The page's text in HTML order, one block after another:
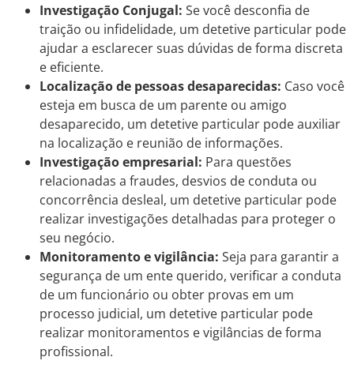
Investigação Conjugal: Se você desconfia de
traição ou infidelidade, um detetive particular pode
ajudar a esclarecer suas dúvidas de forma discreta
e eficiente.
Localização de pessoas desaparecidas: Caso você
esteja em busca de um parente ou amigo
desaparecido, um detetive particular pode auxiliar
na localização e reunião de informações.
Investigação empresarial: Para questões
relacionadas a fraudes, desvios de conduta ou
concorrência desleal, um detetive particular pode
realizar investigações detalhadas para proteger o
seu negócio.
Monitoramento e vigilância: Seja para garantir a
segurança de um ente querido, verificar a conduta
de um funcionário ou obter provas em um
processo judicial, um detetive particular pode
realizar monitoramentos e vigilâncias de forma
profissional.